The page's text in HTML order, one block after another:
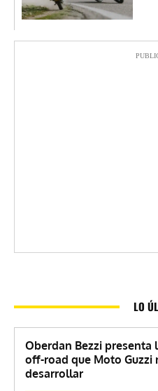
LO
Oberdan Bezzi presenta
off-road que Moto Guzzi
desarrollar